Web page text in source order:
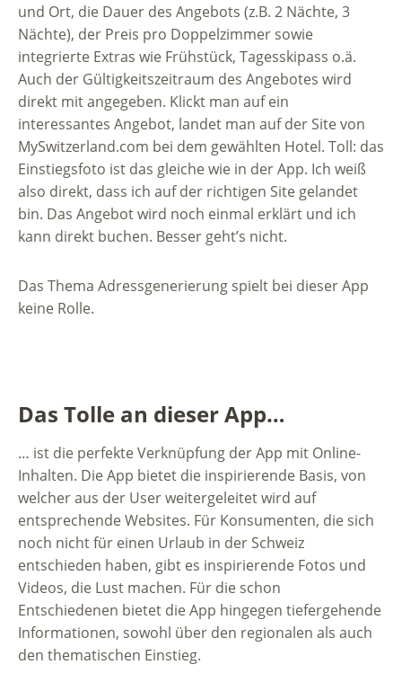
und Ort, die Dauer des Angebots (z.B. 2 Nächte, 3
Nächte), der Preis pro Doppelzimmer sowie
integrierte Extras wie Frühstück, Tagesskipass o.ä.
Auch der Gültigkeitszeitraum des Angebotes wird
direkt mit angegeben. Klickt man auf ein
interessantes Angebot, landet man auf der Site von
MySwitzerland.com bei dem gewählten Hotel. Toll: das
Einstiegsfoto ist das gleiche wie in der App. Ich weiß
also direkt, dass ich auf der richtigen Site gelandet
bin. Das Angebot wird noch einmal erklärt und ich
kann direkt buchen. Besser geht’s nicht.
Das Thema Adressgenerierung spielt bei dieser App
keine Rolle.
Das Tolle an dieser App…
… ist die perfekte Verknüpfung der App mit Online-
Inhalten. Die App bietet die inspirierende Basis, von
welcher aus der User weitergeleitet wird auf
entsprechende Websites. Für Konsumenten, die sich
noch nicht für einen Urlaub in der Schweiz
entschieden haben, gibt es inspirierende Fotos und
Videos, die Lust machen. Für die schon
Entschiedenen bietet die App hingegen tiefergehende
Informationen, sowohl über den regionalen als auch
den thematischen Einstieg.